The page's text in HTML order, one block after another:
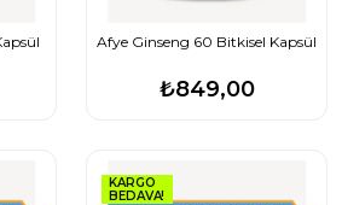
Afye Ginseng 60 Bitkisel Kapsül
₺849,00
KARGO
BEDAVA!